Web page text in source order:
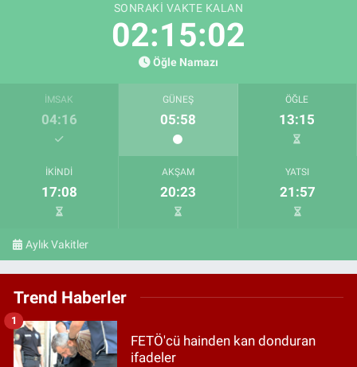
SONRAKI VAKTE KALAN
02:15:01
Öğle Namazı
İMSAK
04:16
GÜNEŞ
05:58
ÖĞLE
13:15
İKINDI
17:08
AKŞAM
20:23
YATSI
21:57
Aylık Vakitler
Trend Haberler
FETÖ'cü hainden kan donduran
ifadeler
1